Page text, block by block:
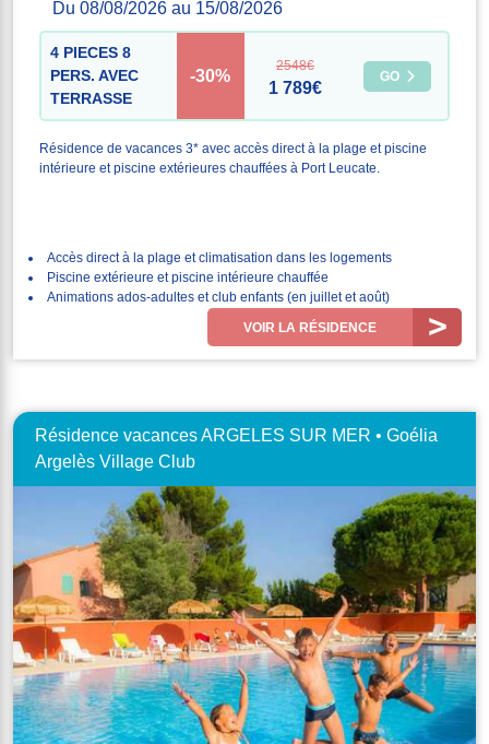
Du 08/08/2026 au 15/08/2026
4 PIECES 8
PERS. AVEC
TERRASSE
-30%
2548€
1 789€
GO
Résidence de vacances 3* avec accès direct à la plage et piscine
intérieure et piscine extérieures chauffées à Port Leucate.
Accès direct à la plage et climatisation dans les logements
Piscine extérieure et piscine intérieure chauffée
Animations ados-adultes et club enfants (en juillet et août)
VOIR LA RÉSIDENCE
Résidence vacances ARGELES SUR MER • Goélia
Argelès Village Club